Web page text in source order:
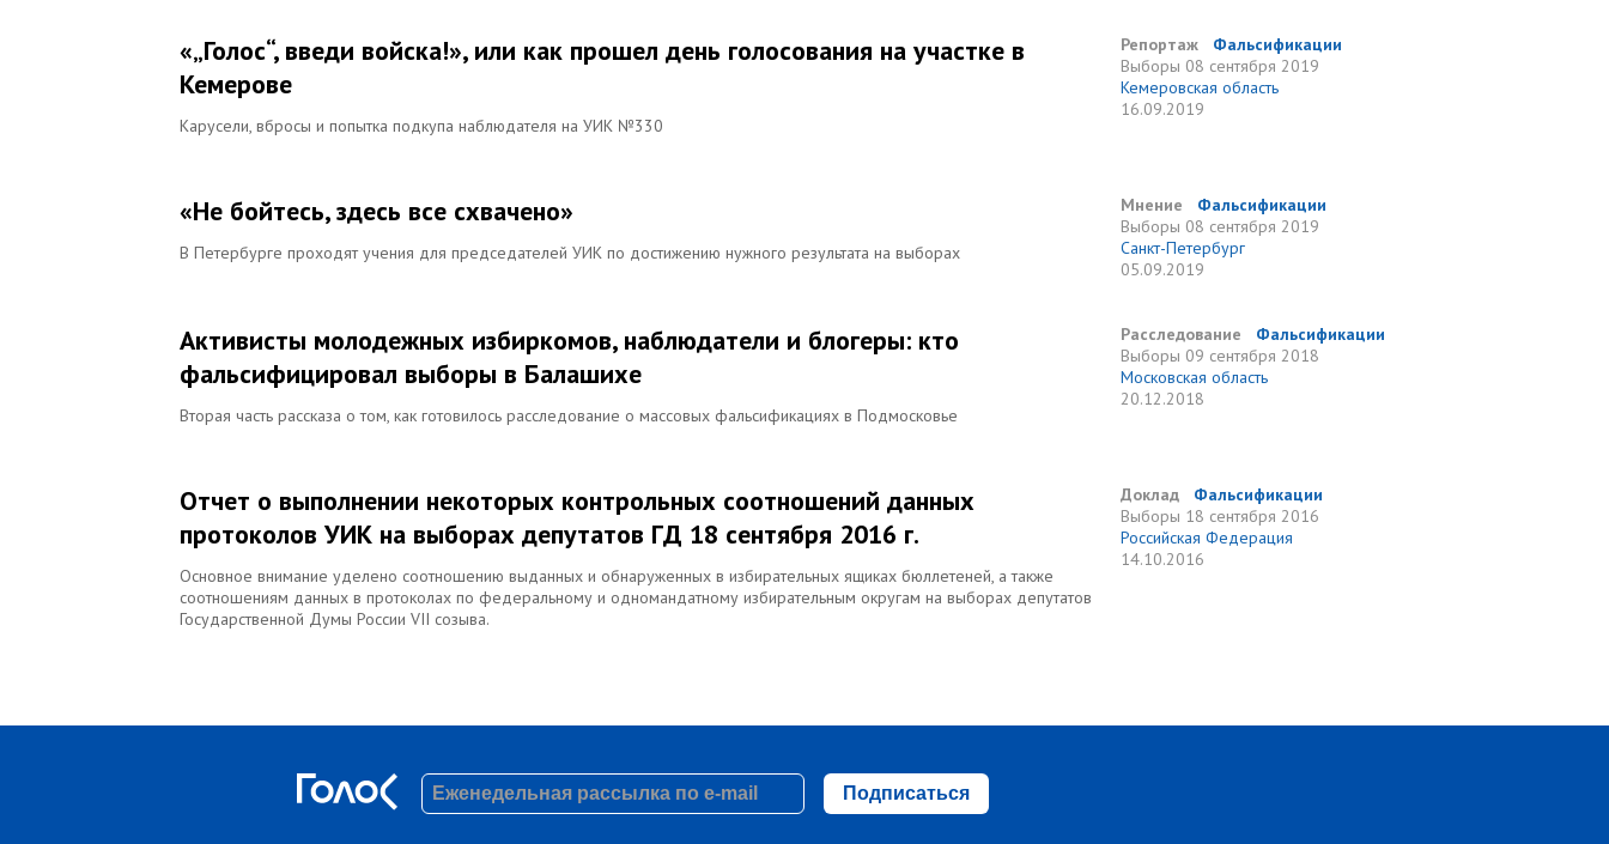
«„Голос“, введи войска!», или как прошел день голосования на участке в
Кемерове
Карусели, вбросы и попытка подкупа наблюдателя на УИК №330
Репортаж
Фальсификации
Выборы 08 сентября 2019
Кемеровская область
16.09.2019
«Не бойтесь, здесь все схвачено»
В Петербурге проходят учения для председателей УИК по достижению нужного результата на выборах
Мнение
Фальсификации
Выборы 08 сентября 2019
Санкт-Петербург
05.09.2019
Активисты молодежных избиркомов, наблюдатели и блогеры: кто
фальсифицировал выборы в Балашихе
Вторая часть рассказа о том, как готовилось расследование о массовых фальсификациях в Подмосковье
Расследование
Фальсификации
Выборы 09 сентября 2018
Московская область
20.12.2018
Отчет о выполнении некоторых контрольных соотношений данных
протоколов УИК на выборах депутатов ГД 18 сентября 2016 г.
Основное внимание уделено соотношению выданных и обнаруженных в избирательных ящиках бюллетеней, а также
соотношениям данных в протоколах по федеральному и одномандатному избирательным округам на выборах депутатов
Государственной Думы России VII созыва.
Доклад
Фальсификации
Выборы 18 сентября 2016
Российская Федерация
14.10.2016
Подписаться